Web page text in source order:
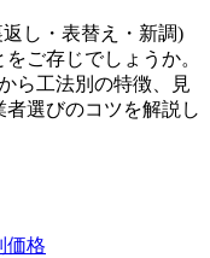
し・表替え・新調)
ご存じでしょうか。
ら工法別の特徴、見
選びのコツを解説し
価格